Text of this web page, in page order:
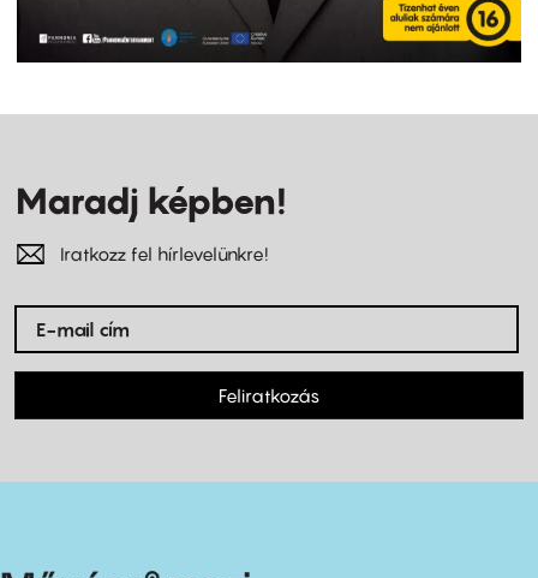
Maradj képben!
Iratkozz fel hírlevelünkre!
Feliratkozás